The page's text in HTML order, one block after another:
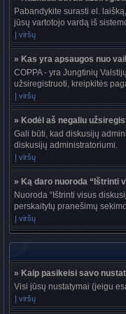
Pabandykite surasti el.
jūsų vartotojo vardą iš
Į viršų
» Kas yra apsaugos nuo
COPPA - yra Jungtinių
užsiregistruoti, kreipkitės
Į viršų
» Kodėl aš negaliu
Gali būti, kad diskusijų
diskusijų administratoriumi.
Į viršų
» Ką daro nuoroda “Ištrinti
Nuoroda “Ištrinti visus
perskaitytų pranešimų
Į viršų
» Kaip pasikeisi savo
Visi jūsų nustatymai (jeigu
Į viršų